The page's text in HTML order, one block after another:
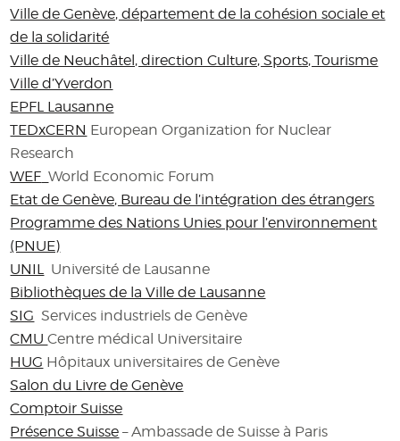
Ville de Genève, département de la cohésion sociale et
de la solidarité
Ville de Neuchâtel, direction Culture, Sports, Tourisme
Ville d’Yverdon
EPFL Lausanne
TEDxCERN European Organization for Nuclear
Research
WEF World Economic Forum
Etat de Genève, Bureau de l’intégration des étrangers
Programme des Nations Unies pour l’environnement
(PNUE)
UNIL Université de Lausanne
Bibliothèques de la Ville de Lausanne
SIG Services industriels de Genève
CMUCentre médical Universitaire
HUG Hôpitaux universitaires de Genève
Salon du Livre de Genève
Comptoir Suisse
Présence Suisse – Ambassade de Suisse à Paris